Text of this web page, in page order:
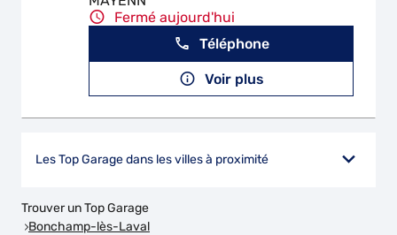
Fermé aujourd'hui
Téléphone
Voir plus
Les Top Garage dans les villes à proximité
Trouver un Top Garage
Bonchamp-lès-Laval